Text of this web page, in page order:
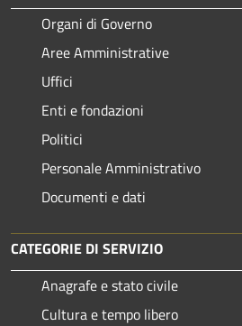
Organi di Governo
Aree Amministrative
Uffici
Enti e fondazioni
Politici
Personale Amministrativo
Documenti e dati
CATEGORIE DI SERVIZIO
Anagrafe e stato civile
Cultura e tempo libero